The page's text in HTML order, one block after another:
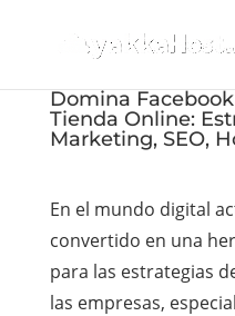
Domina
Tienda Online:
Marketing, SEO,
En el mundo digital
convertido en una
para las estrategias
las empresas,